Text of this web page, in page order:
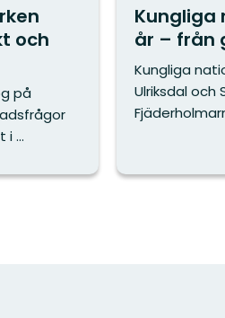
och
på
...
Kungliga
år – från
Kungliga
Ulriksdal och